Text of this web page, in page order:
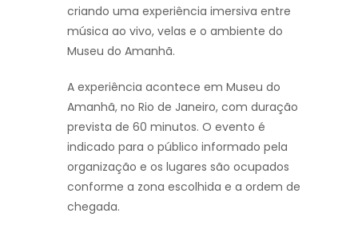
criando uma experiência imersiva entre
música ao vivo, velas e o ambiente do
Museu do Amanhã.
A experiência acontece em Museu do
Amanhã, no Rio de Janeiro, com duração
prevista de 60 minutos. O evento é
indicado para o público informado pela
organização e os lugares são ocupados
conforme a zona escolhida e a ordem de
chegada.